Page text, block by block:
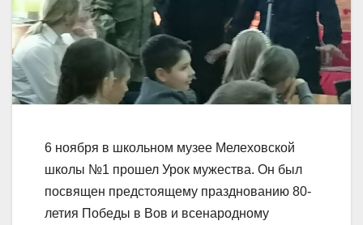
6 ноября в школьном музее Мелеховской
школы №1 прошел Урок мужества. Он был
посвящен предстоящему празднованию 80-
летия Победы в Вов и всенародному